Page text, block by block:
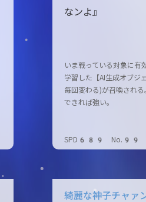
なンよ』
いま戦っている対象に有
学習した【AI生成オブジ
毎回変わる)が召喚され
できれば強い。
SPD689 No.99
綺麗な神子チャァ